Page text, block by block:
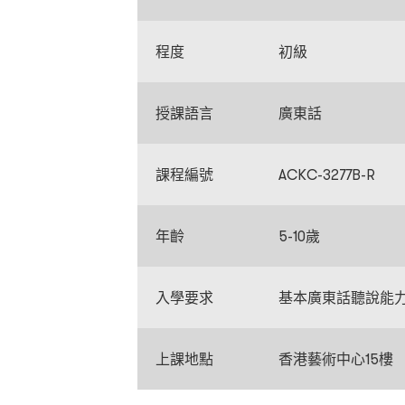
程度 初級
授課語言 廣東話
課程編號 ACKC-3277B-R
年齡 5-10歲
入學要求 基本廣東話聽說能
上課地點 香港藝術中心15樓